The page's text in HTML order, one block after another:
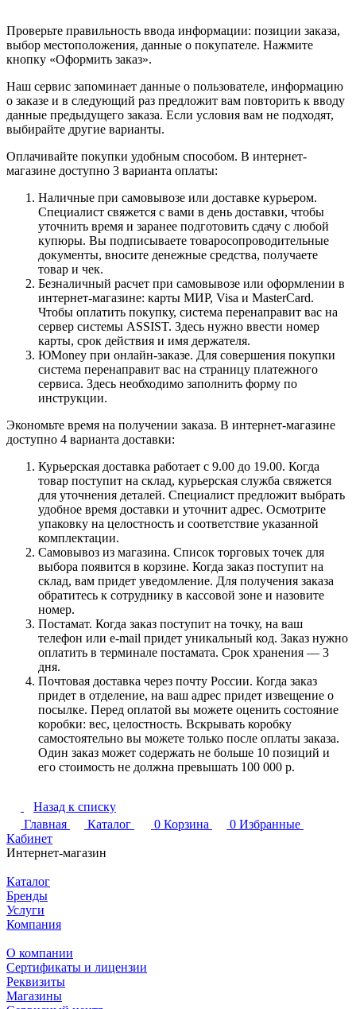
Проверьте правильность ввода информации: позиции заказа,
выбор местоположения, данные о покупателе. Нажмите
кнопку «Оформить заказ».
Наш сервис запоминает данные о пользователе, информацию
о заказе и в следующий раз предложит вам повторить к вводу
данные предыдущего заказа. Если условия вам не подходят,
выбирайте другие варианты.
Оплачивайте покупки удобным способом. В интернет-
магазине доступно 3 варианта оплаты:
Наличные при самовывозе или доставке курьером.
Специалист свяжется с вами в день доставки, чтобы
уточнить время и заранее подготовить сдачу с любой
купюры. Вы подписываете товаросопроводительные
документы, вносите денежные средства, получаете
товар и чек.
Безналичный расчет при самовывозе или оформлении в
интернет-магазине: карты МИР, Visa и MasterCard.
Чтобы оплатить покупку, система перенаправит вас на
сервер системы ASSIST. Здесь нужно ввести номер
карты, срок действия и имя держателя.
ЮMoney при онлайн-заказе. Для совершения покупки
система перенаправит вас на страницу платежного
сервиса. Здесь необходимо заполнить форму по
инструкции.
Экономьте время на получении заказа. В интернет-магазине
доступно 4 варианта доставки:
Курьерская доставка работает с 9.00 до 19.00. Когда
товар поступит на склад, курьерская служба свяжется
для уточнения деталей. Специалист предложит выбрать
удобное время доставки и уточнит адрес. Осмотрите
упаковку на целостность и соответствие указанной
комплектации.
Самовывоз из магазина. Список торговых точек для
выбора появится в корзине. Когда заказ поступит на
склад, вам придет уведомление. Для получения заказа
обратитесь к сотруднику в кассовой зоне и назовите
номер.
Постамат. Когда заказ поступит на точку, на ваш
телефон или e-mail придет уникальный код. Заказ нужно
оплатить в терминале постамата. Срок хранения — 3
дня.
Почтовая доставка через почту России. Когда заказ
придет в отделение, на ваш адрес придет извещение о
посылке. Перед оплатой вы можете оценить состояние
коробки: вес, целостность. Вскрывать коробку
самостоятельно вы можете только после оплаты заказа.
Один заказ может содержать не больше 10 позиций и
его стоимость не должна превышать 100 000 р.
Назад к списку
Главная
Каталог 0 Корзина 0 Избранные
Кабинет
Интернет-магазин
Каталог
Бренды
Услуги
Компания
О компании
Сертификаты и лицензии
Реквизиты
Магазины